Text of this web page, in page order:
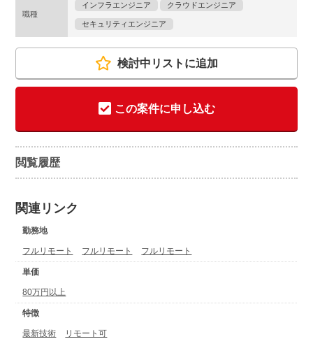
職種
インフラエンジニア クラウドエンジニア
セキュリティエンジニア
検討中リストに追加
この案件に申し込む
閲覧履歴
関連リンク
勤務地
フルリモート フルリモート フルリモート
単価
80万円以上
特徴
最新技術 リモート可